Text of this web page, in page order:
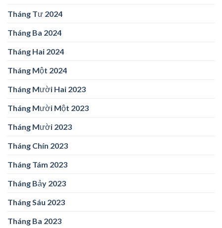
Tháng Tư 2024
Tháng Ba 2024
Tháng Hai 2024
Tháng Một 2024
Tháng Mười Hai 2023
Tháng Mười Một 2023
Tháng Mười 2023
Tháng Chín 2023
Tháng Tám 2023
Tháng Bảy 2023
Tháng Sáu 2023
Tháng Ba 2023